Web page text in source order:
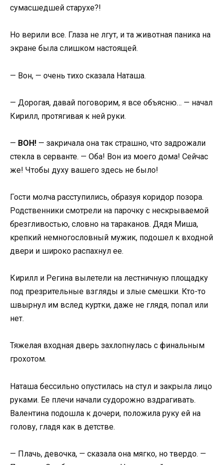
сумасшедшей старухе?!
Но верили все. Глаза не лгут, и та животная паника на
экране была слишком настоящей.
— Вон, — очень тихо сказала Наташа.
— Дорогая, давай поговорим, я все объясню… — начал
Кирилл, протягивая к ней руки.
— ВОН! — закричала она так страшно, что задрожали
стекла в серванте. — Оба! Вон из моего дома! Сейчас
же! Чтобы духу вашего здесь не было!
Гости молча расступились, образуя коридор позора.
Родственники смотрели на парочку с нескрываемой
брезгливостью, словно на тараканов. Дядя Миша,
крепкий немногословный мужик, подошел к входной
двери и широко распахнул ее.
Кирилл и Регина вылетели на лестничную площадку
под презрительные взгляды и злые смешки. Кто-то
швырнул им вслед куртки, даже не глядя, попал или
нет.
Тяжелая входная дверь захлопнулась с финальным
грохотом.
Наташа бессильно опустилась на стул и закрыла лицо
руками. Ее плечи начали судорожно вздрагивать.
Валентина подошла к дочери, положила руку ей на
голову, гладя как в детстве.
— Плачь, девочка, — сказала она мягко, но твердо. —